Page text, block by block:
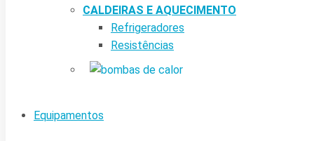
CALDEIRAS E AQUECIMENTO
Refrigeradores
Resistências
Equipamentos